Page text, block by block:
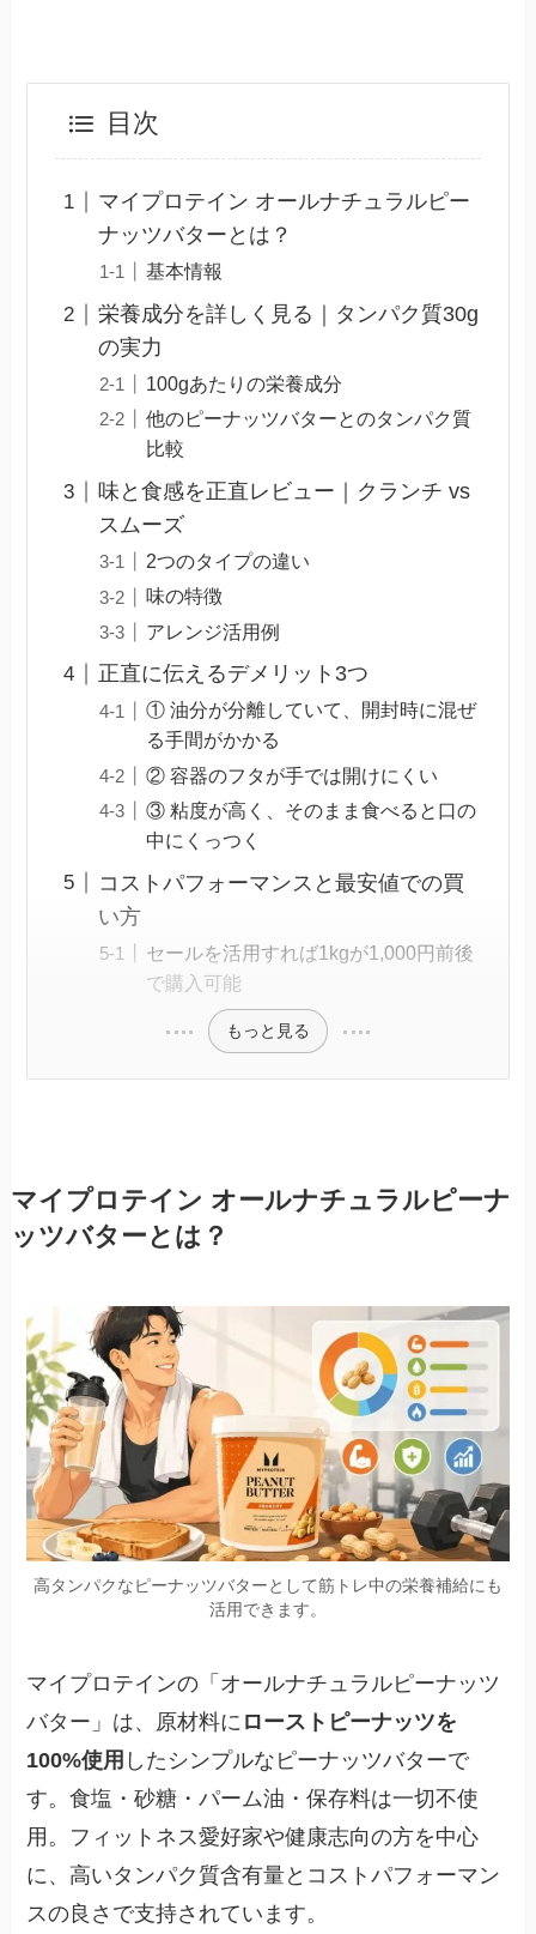
目次
マイプロテイン オールナチュラルピー
ナッツバターとは？
基本情報
栄養成分を詳しく見る｜タンパク質30g
の実力
100gあたりの栄養成分
他のピーナッツバターとのタンパク質
比較
味と食感を正直レビュー｜クランチ vs
スムーズ
2つのタイプの違い
味の特徴
アレンジ活用例
正直に伝えるデメリット3つ
① 油分が分離していて、開封時に混ぜ
る手間がかかる
② 容器のフタが手では開けにくい
③ 粘度が高く、そのまま食べると口の
中にくっつく
コストパフォーマンスと最安値での買
い方
セールを活用すれば1kgが1,000円前後
で購入可能
もっと見る
マイプロテイン オールナチュラルピーナ
ッツバターとは？
高タンパクなピーナッツバターとして筋トレ中の栄養補給にも
活用できます。
マイプロテインの「オールナチュラルピーナッツ
バター」は、原材料に ローストピーナッツを
100%使用 したシンプルなピーナッツバターで
す。食塩・砂糖・パーム油・保存料は一切不使
用。フィットネス愛好家や健康志向の方を中心
に、高いタンパク質含有量とコストパフォーマン
スの良さで支持されています。